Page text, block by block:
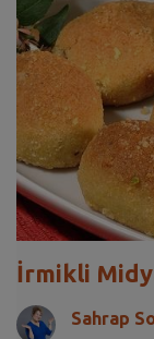
İrmikli
Sahrap